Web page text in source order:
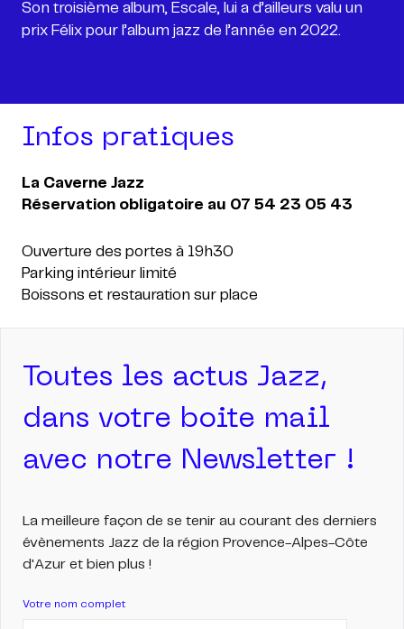
Son troisième album, Escale, lui a d’ailleurs valu un
prix Félix pour l’album jazz de l’année en 2022.
Infos pratiques
La Caverne Jazz
Réservation obligatoire au 07 54 23 05 43
Ouverture des portes à 19h30
Parking intérieur limité
Boissons et restauration sur place
Toutes les actus Jazz,
dans votre boite mail
avec notre Newsletter !
La meilleure façon de se tenir au courant des derniers
évènements Jazz de la région Provence-Alpes-Côte
d'Azur et bien plus !
Votre nom complet